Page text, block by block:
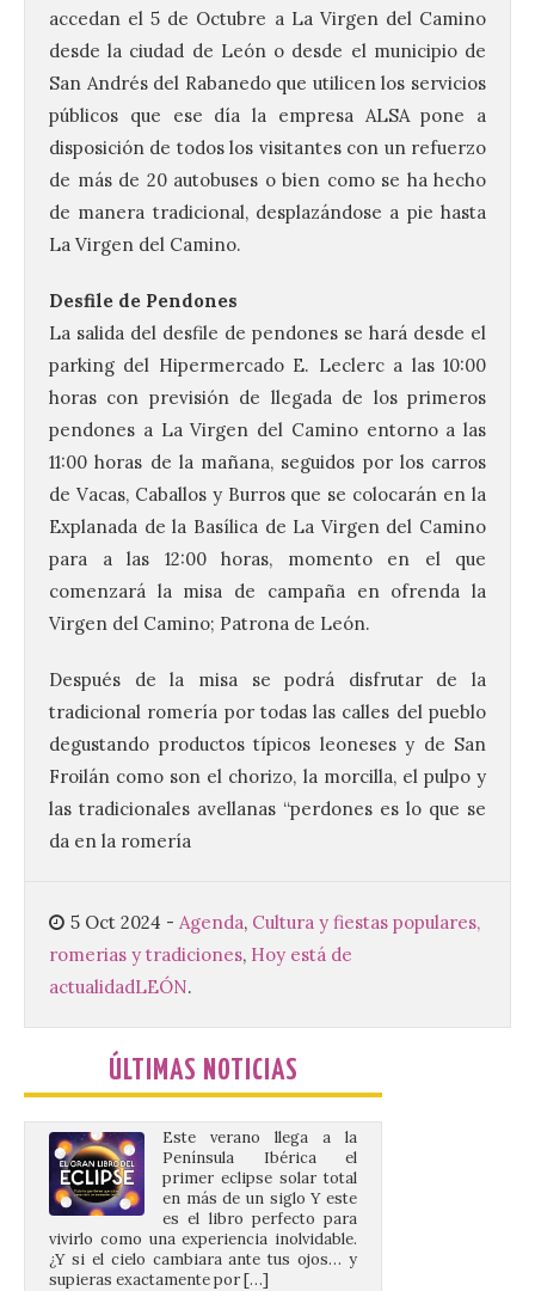
accedan el 5 de Octubre a La Virgen del Camino
desde la ciudad de León o desde el municipio de
San Andrés del Rabanedo que utilicen los servicios
públicos que ese día la empresa ALSA pone a
disposición de todos los visitantes con un refuerzo
de más de 20 autobuses o bien como se ha hecho
de manera tradicional, desplazándose a pie hasta
La Virgen del Camino.
Desfile de Pendones
La salida del desfile de pendones se hará desde el
parking del Hipermercado E. Leclerc a las 10:00
horas con previsión de llegada de los primeros
pendones a La Virgen del Camino entorno a las
11:00 horas de la mañana, seguidos por los carros
de Vacas, Caballos y Burros que se colocarán en la
Explanada de la Basílica de La Virgen del Camino
para a las 12:00 horas, momento en el que
comenzará la misa de campaña en ofrenda la
Virgen del Camino; Patrona de León.
Después de la misa se podrá disfrutar de la
tradicional romería por todas las calles del pueblo
degustando productos típicos leoneses y de San
Froilán como son el chorizo, la morcilla, el pulpo y
las tradicionales avellanas “perdones es lo que se
da en la romería
5 Oct 2024 - Agenda, Cultura y fiestas populares,
romerias y tradiciones, Hoy está de
actualidadLEÓN.
ÚLTIMAS NOTICIAS
Brujería Fest Summer un
festival que se celebrará
el 11 de agosto en la
Bañeza
9 Ago 2026
El Ayuntamiento de La
Bañeza presenta el
Brujería Fest Summer
Edition, una nueva cita
musical de las fiestas
patronales. El salón de plenos del
Ayuntamiento de La Bañeza acogió el 4 de
agosto la presentación oficial del Brujería
El gran libro del eclipse
Este verano llega a la
primer eclipse solar total
en más de un siglo Y este
es el libro perfecto para
vivirlo como una experiencia inolvidable.
¿Y si el cielo cambiara ante tus ojos… y
supieras exactamente por […]